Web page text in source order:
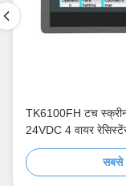
TK6100FH टच
24VDC 4 वायर
सबसे